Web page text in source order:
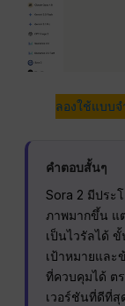
ลองใช้แบบ
คำตอบสั้นๆ
Sora 2 มีประ
ภาพมากขึ้น แ
เป็นไวรัลได้
เป้าหมายและ
ที่ควบคุมได้ ต
เวอร์ชันที่ดีที่